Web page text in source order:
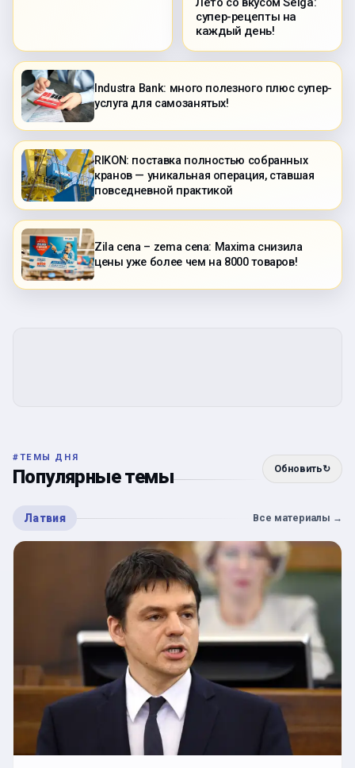
супер-рецепты на
каждый день!
Industra Bank: много полезного плюс супер-
услуга для самозанятых!
RIKON: поставка полностью собранных
кранов — уникальная операция, ставшая
повседневной практикой
Zila cena – zema cena: Maxima снизила
цены уже более чем на 8000 товаров!
#ТЕМЫ ДНЯ
Популярные темы Обновить↻
Латвия Все материалы →